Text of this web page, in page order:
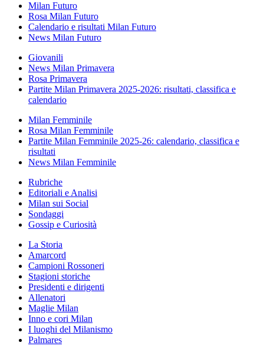
Milan Futuro
Rosa Milan Futuro
Calendario e risultati Milan Futuro
News Milan Futuro
Giovanili
News Milan Primavera
Rosa Primavera
Partite Milan Primavera 2025-2026: risultati, classifica e
calendario
Milan Femminile
Rosa Milan Femminile
Partite Milan Femminile 2025-26: calendario, classifica e
risultati
News Milan Femminile
Rubriche
Editoriali e Analisi
Milan sui Social
Sondaggi
Gossip e Curiosità
La Storia
Amarcord
Campioni Rossoneri
Stagioni storiche
Presidenti e dirigenti
Allenatori
Maglie Milan
Inno e cori Milan
I luoghi del Milanismo
Palmares